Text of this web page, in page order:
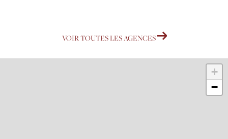
VOIR TOUTES LES AGENCES
+
−